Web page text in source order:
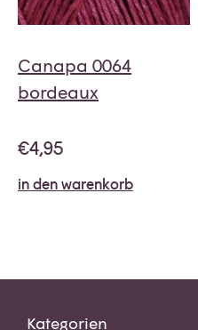
Canapa 0064
bordeaux
€4,95
in den warenkorb
Kategorien